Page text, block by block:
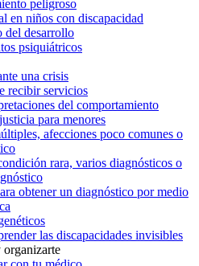
peligroso
en niños con discapacidad
del desarrollo
psiquiátricos
una crisis
recibir servicios
del comportamiento
para menores
afecciones poco comunes o
rara, varios diagnósticos o
obtener un diagnóstico por medio
las discapacidades invisibles